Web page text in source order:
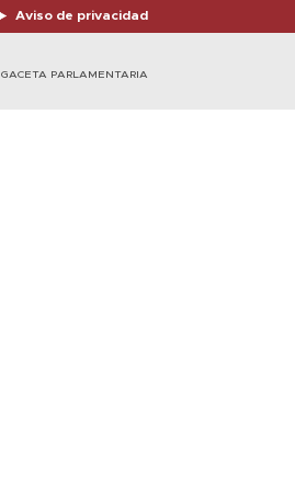
Aviso de privacidad
GACETA PARLAMENTARIA